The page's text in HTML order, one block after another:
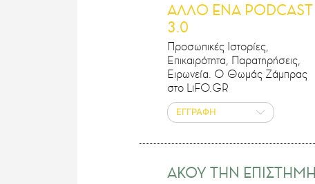
ΑΛΛΟ ΕΝΑ PODCAST
3.0
Προσωπικές Ιστορίες,
Επικαιρότητα, Παρατηρήσεις,
Ειρωνεία. Ο Θωμάς Ζάμπρας
στο LiFO.GR
ΕΓΓΡΑΦΗ
ΑΚΟΥ ΤΗΝ ΕΠΙΣΤΗΜΗ